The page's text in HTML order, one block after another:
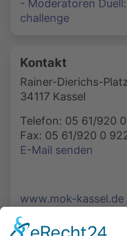
- Moderatoren
challenge
Kontakt
Rainer-Dierichs-
34117 Kassel
Telefon: 05 61/920
Fax: 05 61/920 0
E-Mail senden
www.mok-kassel.de